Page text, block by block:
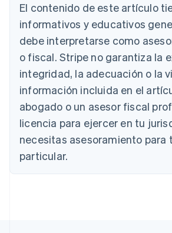
El contenido de este artículo
informativos y educativos
debe interpretarse como
o fiscal. Stripe no garantiza la
integridad, la adecuación o la
información incluida en el
abogado o un asesor fiscal
licencia para ejercer en tu
necesitas asesoramiento para
particular.
Australia
English
Austria
DeutschEnglish
Bélgica
Brasil
PortuguêsEnglish
Bulgaria
English
Canadá
EnglishFrançais
China continental
简体中文 English
Chipre